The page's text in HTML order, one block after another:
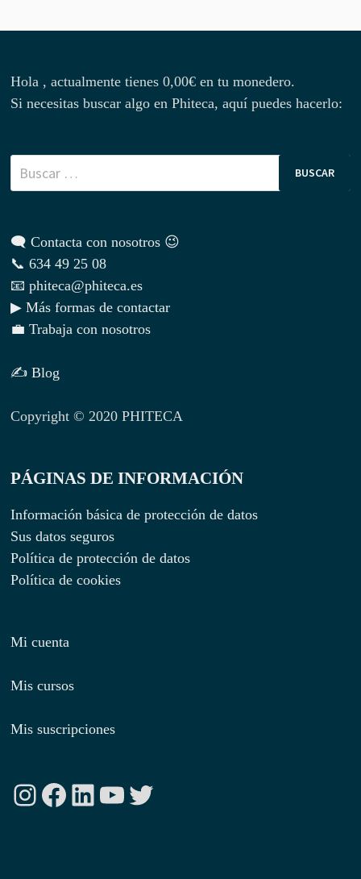
Hola , actualmente tienes0,00€ en tu monedero.
Si necesitas buscar algo en Phiteca, aquí puedes hacerlo:
🗨 Contacta con nosotros 😉
📞 634 49 25 08
📧 phiteca@phiteca.es
▶ Más formas de contactar
💼 Trabaja con nosotros
✍ Blog
Copyright © 2020 PHITECA
PÁGINAS DE INFORMACIÓN
Información básica de protección de datos
Sus datos seguros
Política de protección de datos
Política de cookies
Mi cuenta
Mis cursos
Mis suscripciones
Instagram
Facebook
LinkedIn
YouTube
Twitter